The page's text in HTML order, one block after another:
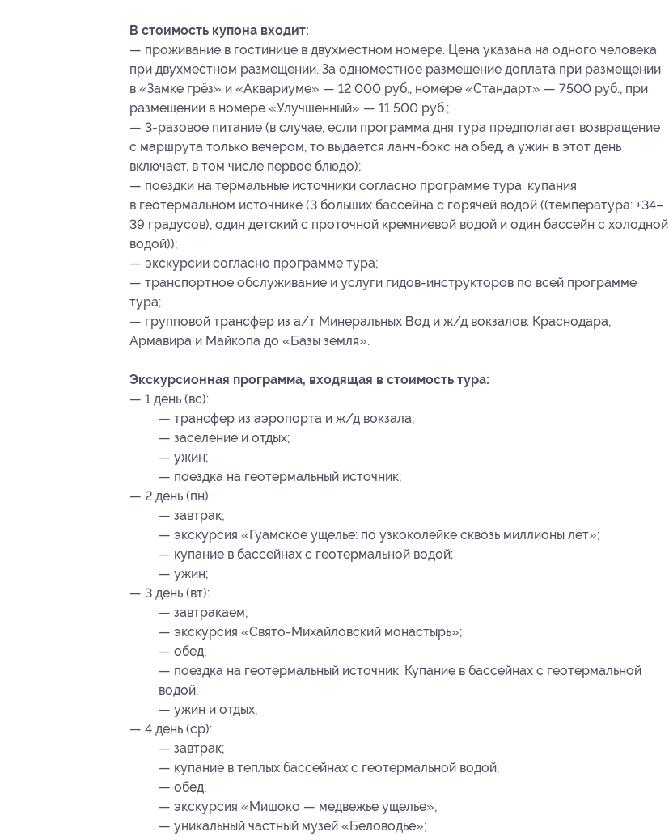
В стоимость купона входит:
— проживание в гостинице в двухместном номере. Цена указана на одного человека
при двухместном размещении. За одноместное размещение доплата при размещении
в «Замке грёз» и «Аквариуме» — 12 000 руб., номере «Стандарт» — 7500 руб., при
размещении в номере «Улучшенный» — 11 500 руб.;
— 3-разовое питание (в случае, если программа дня тура предполагает возвращение
с маршрута только вечером, то выдается ланч-бокс на обед, а ужин в этот день
включает, в том числе первое блюдо);
— поездки на термальные источники согласно программе тура: купания
в геотермальном источнике (3 больших бассейна с горячей водой ((температура: +34–
39 градусов), один детский с проточной кремниевой водой и один бассейн с холодной
водой));
— экскурсии согласно программе тура;
— транспортное обслуживание и услуги гидов-инструкторов по всей программе
тура;
— групповой трансфер из а/т Минеральных Вод и ж/д вокзалов: Краснодара,
Армавира и Майкопа до «Базы земля».
Экскурсионная программа, входящая в стоимость тура:
— 1 день (вс):
— трансфер из аэропорта и ж/д вокзала;
— заселение и отдых;
— ужин;
— поездка на геотермальный источник;
— 2 день (пн):
— завтрак;
— экскурсия «Гуамское ущелье: по узкоколейке сквозь миллионы лет»;
— купание в бассейнах с геотермальной водой;
— ужин;
— 3 день (вт):
— завтракаем;
— экскурсия «Свято-Михайловский монастырь»;
— обед;
— поездка на геотермальный источник. Купание в бассейнах с геотермальной
водой;
— ужин и отдых;
— 4 день (ср):
— завтрак;
— купание в теплых бассейнах с геотермальной водой;
— обед;
— экскурсия «Мишоко — медвежье ущелье»;
— уникальный частный музей «Беловодье»;